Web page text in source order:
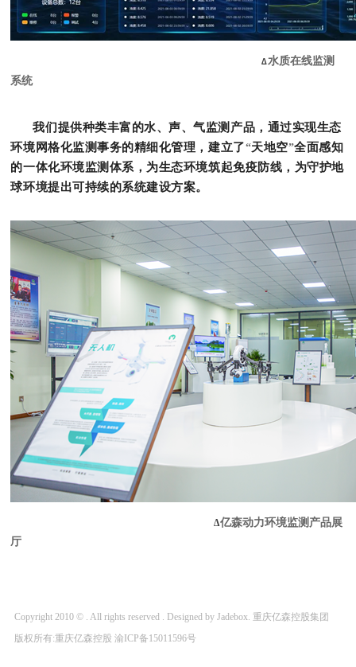
∆水质在线监测
系统
我们提供种类丰富的水、声、气监测产品，通过实现生态
环境网格化监测事务的精细化管理，建立了“天地空”全面感知
的一体化环境监测体系，为生态环境筑起免疫防线，为守护地
球环境提出可持续的系统建设方案。
∆亿森动力环境监测产品展
厅
Copyright 2010 © . All rights reserved . Designed by Jadebox. 重庆亿森控股集团
版权所有:重庆亿森控股 渝ICP备15011596号